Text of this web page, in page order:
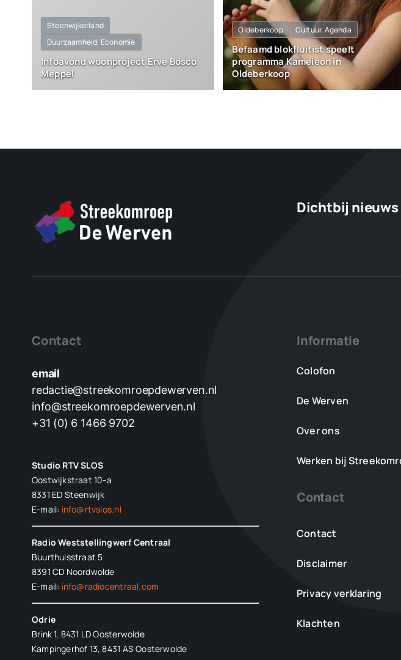
Steenwijkerland
Duurzaamheid, Economie
Infoavond woonproject Erve Bosco
Meppel
Oldeberkoop Cultuur, Agenda
Befaamd blokfluitist speelt
programma Kameleon in
Oldeberkoop
Dichtbij
Contact
email
redactie@streekomroepdewerven.nl
info@streekomroepdewerven.nl
+31 (0) 6 1466 9702
Studio RTV SLOS
Oostwijkstraat 10-a
8331 ED Steenwijk
E-mail: info@rtvslos.nl
Radio Weststellingwerf Centraal
Buurthuisstraat 5
8391 CD Noordwolde
E-mail: info@radiocentraal.com
Odrie
Brink 1, 8431 LD Oosterwolde
Kampingerhof 13, 8431 AS Oosterwolde
Informatie
Colofon
De Werven
Over ons
Werken bij
Contact
Contact
Disclaimer
Privacy verklaring
Klachten